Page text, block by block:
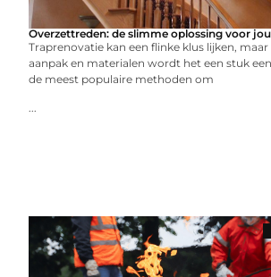
Overzettreden: de slimme oplossing voor
Traprenovatie kan een flinke klus lijken,
aanpak en materialen wordt het een stuk
de meest populaire methoden om
...